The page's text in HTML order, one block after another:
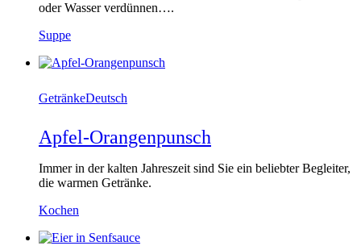
oder Wasser verdünnen….
Suppe
GetränkeDeutsch
Apfel-Orangenpunsch
Immer in der kalten Jahreszeit sind Sie ein beliebter Begleiter,
die warmen Getränke.
Kochen